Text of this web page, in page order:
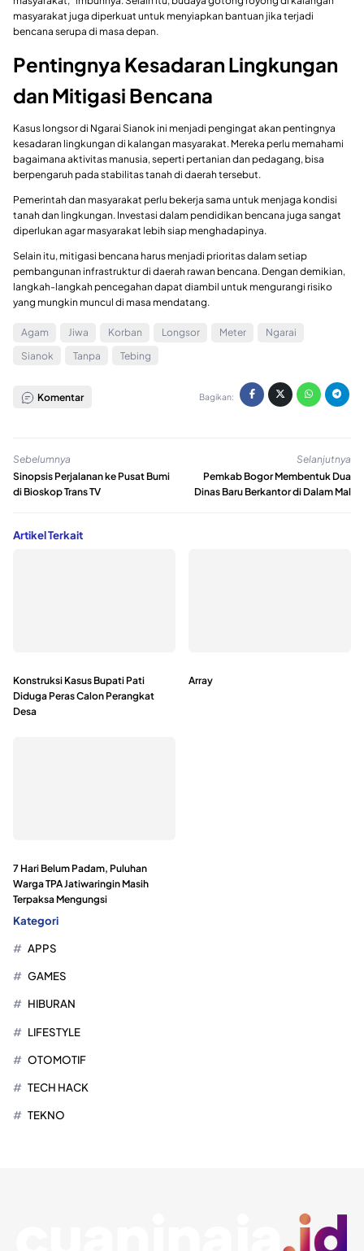
masyarakat juga diperkuat untuk menyiapkan bantuan jika terjadi
bencana serupa di masa depan.
Pentingnya Kesadaran Lingkungan
dan Mitigasi Bencana
Kasus longsor di Ngarai Sianok ini menjadi pengingat akan pentingnya
kesadaran lingkungan di kalangan masyarakat. Mereka perlu memahami
bagaimana aktivitas manusia, seperti pertanian dan pedagang, bisa
berpengaruh pada stabilitas tanah di daerah tersebut.
Pemerintah dan masyarakat perlu bekerja sama untuk menjaga kondisi
tanah dan lingkungan. Investasi dalam pendidikan bencana juga sangat
diperlukan agar masyarakat lebih siap menghadapinya.
Selain itu, mitigasi bencana harus menjadi prioritas dalam setiap
pembangunan infrastruktur di daerah rawan bencana. Dengan demikian,
langkah-langkah pencegahan dapat diambil untuk mengurangi risiko
yang mungkin muncul di masa mendatang.
Agam Jiwa Korban Longsor Meter
Ngarai
Sianok
Tanpa Tebing
Komentar Bagikan:
Sebelumnya
Sinopsis Perjalanan ke Pusat Bumi
di Bioskop Trans TV
Selanjutnya
Pemkab Bogor Membentuk Dua
Dinas Baru Berkantor di Dalam Mal
Artikel Terkait
Konstruksi Kasus Bupati Pati
Diduga Peras Calon Perangkat
Desa
Array
7 Hari Belum Padam, Puluhan
Warga TPA Jatiwaringin Masih
Terpaksa Mengungsi
Kategori
APPS
GAMES
HIBURAN
LIFESTYLE
OTOMOTIF
TECH HACK
TEKNO